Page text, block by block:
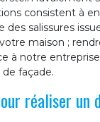
consistent à
des salissures
maison ;
à notre
façade.
réaliser un